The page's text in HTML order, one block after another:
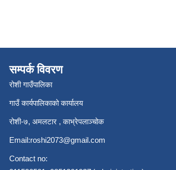
सम्पर्क विवरण
रोशी गाउँपालिका
गाउँ कार्यपालिकाको कार्यालय
रोशी-७, अमलटार , काभ्रेपलाञ्चोक
Email:roshi2073@gmail.com
Contact no: